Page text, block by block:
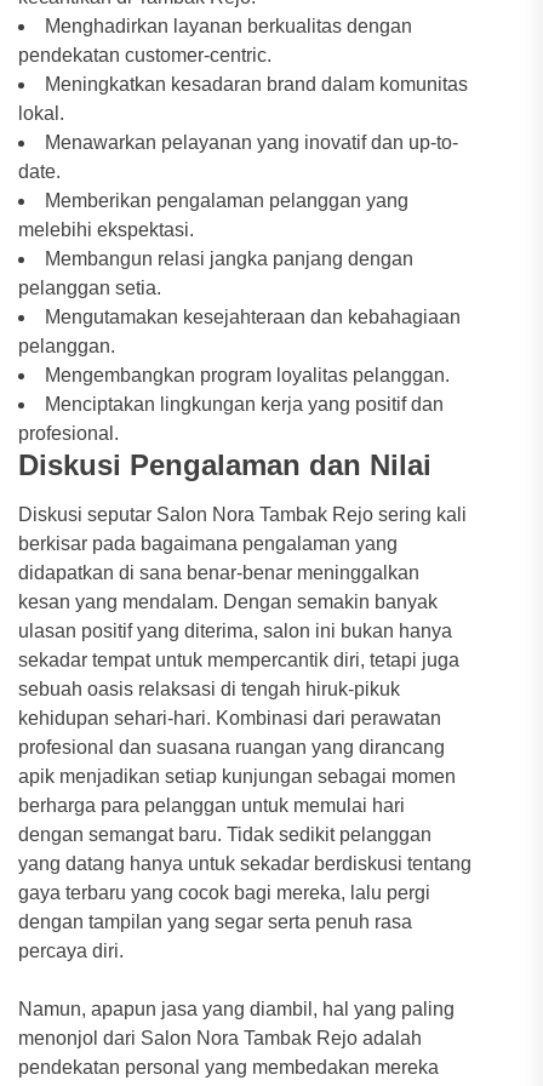
Menghadirkan layanan berkualitas dengan
pendekatan customer-centric.
Meningkatkan kesadaran brand dalam komunitas
lokal.
Menawarkan pelayanan yang inovatif dan up-to-
date.
Memberikan pengalaman pelanggan yang
melebihi ekspektasi.
Membangun relasi jangka panjang dengan
pelanggan setia.
Mengutamakan kesejahteraan dan kebahagiaan
pelanggan.
Mengembangkan program loyalitas pelanggan.
Menciptakan lingkungan kerja yang positif dan
profesional.
Diskusi Pengalaman dan Nilai
Diskusi seputar Salon Nora Tambak Rejo sering kali
berkisar pada bagaimana pengalaman yang
didapatkan di sana benar-benar meninggalkan
kesan yang mendalam. Dengan semakin banyak
ulasan positif yang diterima, salon ini bukan hanya
sekadar tempat untuk mempercantik diri, tetapi juga
sebuah oasis relaksasi di tengah hiruk-pikuk
kehidupan sehari-hari. Kombinasi dari perawatan
profesional dan suasana ruangan yang dirancang
apik menjadikan setiap kunjungan sebagai momen
berharga para pelanggan untuk memulai hari
dengan semangat baru. Tidak sedikit pelanggan
yang datang hanya untuk sekadar berdiskusi tentang
gaya terbaru yang cocok bagi mereka, lalu pergi
dengan tampilan yang segar serta penuh rasa
percaya diri.
Namun, apapun jasa yang diambil, hal yang paling
menonjol dari Salon Nora Tambak Rejo adalah
pendekatan personal yang membedakan mereka